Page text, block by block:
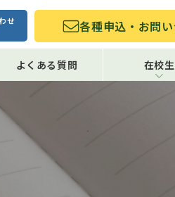
せ
各種申込・お問
よくある質問 在校生